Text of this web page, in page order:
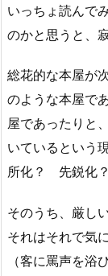
いっちょ読んで
のかと思うと、
総花的な本屋が
のような本屋で
屋であったりと
いているという
所化？ 先鋭化？
そのうち、厳し
それはそれで気
（客に罵声を浴